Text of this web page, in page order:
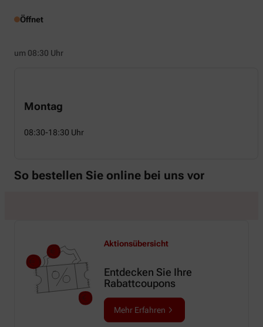
Öffnet
um 08:30 Uhr
Montag
08:30-18:30 Uhr
So bestellen Sie online bei uns vor
Aktionsübersicht
Entdecken Sie Ihre
Rabattcoupons
Mehr Erfahren